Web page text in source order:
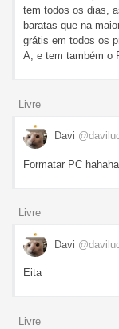
tem todos os dias,
baratas que na
grátis em todos os
A, e tem também o
Livre
Davi
Formatar PC
Livre
Davi
Eita
Livre